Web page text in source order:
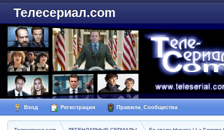
Телесериал.com
Вход Регистрация Правила_Сообщества